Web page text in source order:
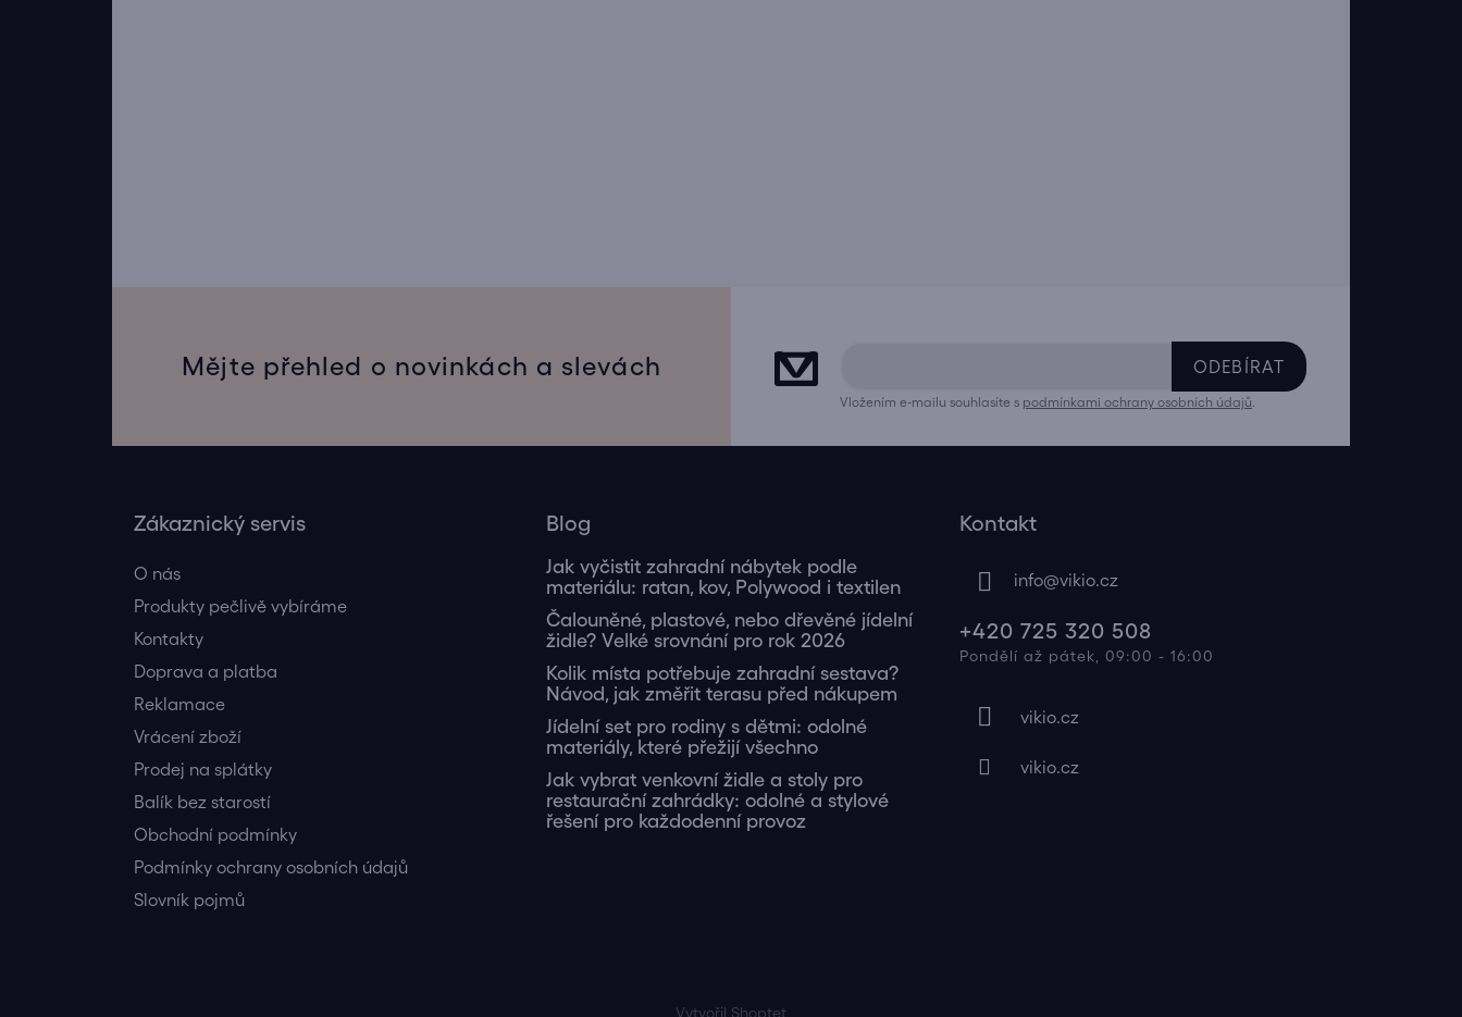
Mějte přehled o novinkách a slevách ODEBÍRAT
Vložením e-mailu souhlasíte s podmínkami ochrany osobních údajů
Zákaznický servis
O nás
Produkty pečlivě vybíráme
Kontakty
Doprava a platba
Reklamace
Vrácení zboží
Prodej na splátky
Balík bez starostí
Obchodní podmínky
Podmínky ochrany osobních údajů
Slovník pojmů
Blog
Jak vyčistit zahradní nábytek podle
materiálu: ratan, kov, Polywood i textilen
Čalouněné, plastové, nebo dřevěné jídelní
židle? Velké srovnání pro rok 2026
Kolik místa potřebuje zahradní sestava?
Návod, jak změřit terasu před nákupem
Jídelní set pro rodiny s dětmi: odolné
materiály, které přežijí všechno
Jak vybrat venkovní židle a stoly pro
restaurační zahrádky: odolné a stylové
řešení pro každodenní provoz
Kontakt
info@vikio.cz
+420 725 320 508
Vytvořil Shoptet